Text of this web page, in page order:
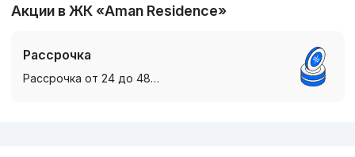
Акции в ЖК «Aman Residence»
Рассрочка
Рассрочка от 24 до 48…